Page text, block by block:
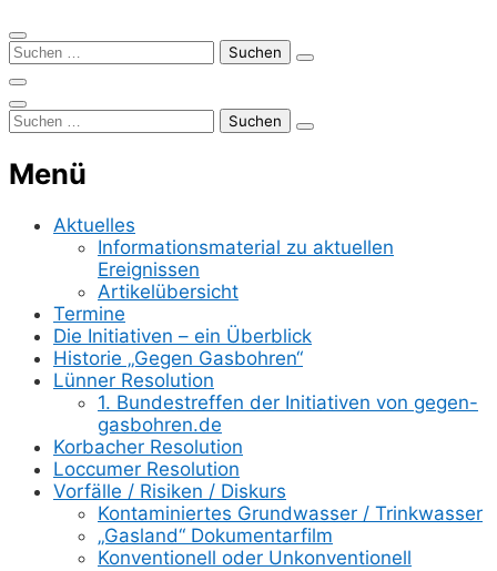
Suchen
Suchen
Menü
Aktuelles
Informationsmaterial zu aktuellen
Ereignissen
Artikelübersicht
Termine
Die Initiativen – ein Überblick
Historie „Gegen Gasbohren“
Lünner Resolution
1. Bundestreffen der Initiativen von gegen-
gasbohren.de
Korbacher Resolution
Loccumer Resolution
Vorfälle / Risiken / Diskurs
Kontaminiertes Grundwasser / Trinkwasser
„Gasland“ Dokumentarfilm
Konventionell oder Unkonventionell